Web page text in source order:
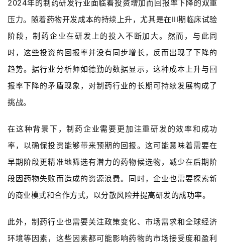
平
台
时
代
学
l
l
E
n
g
i
s
登录 注册
2024年的制药研发行业面临着投资增加而回报率下降的双重
压力。随着药物开发成本的持续上升，尤其是在III期临床试验
阶段，制药企业在研发上的投入不断加大。然而，与此同
时，这些投资的回报率并没有同步增长，反而出现了下降的
趋势。据行业分析师如德勤的数据显示，这种成本上升与回
报率下降的矛盾现象，对制药行业的长期可持续发展构成了
挑战。
在这种背景下，制药企业需要更加注重研发的效率和成功
率，以确保投资能够带来预期的回报。这可能意味着需要在
早期阶段更精准地筛选有潜力的药物候选物，减少在后期阶
段因药物失败而造成的资源浪费。同时，企业也需要探索新
的商业模式和合作方式，以分散风险并提高研发的成功率。
此外，制药行业也需要关注政策变化、市场需求和全球经济
环境等因素，这些因素都可能影响药物的市场接受度和盈利